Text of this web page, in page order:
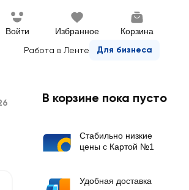
Войти Избранное Корзина
Работа в Ленте Для бизнеса
В корзине пока пусто
Стабильно низкие
цены с Картой №1
Удобная доставка